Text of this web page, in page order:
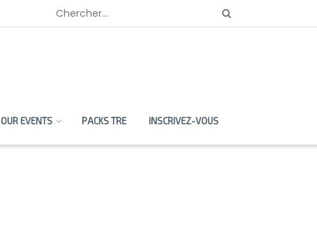
OUR EVENTS PACKS TRE INSCRIVEZ-VOUS